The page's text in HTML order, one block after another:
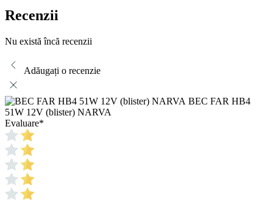
Recenzii
Nu există încă recenzii
Adăugați o recenzie
BEC FAR HB4
51W 12V (blister) NARVA
Evaluare*